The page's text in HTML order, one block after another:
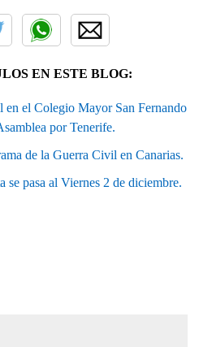
EN ESTE BLOG:
el Colegio Mayor San Fernando
por Tenerife.
de la Guerra Civil en Canarias.
pasa al Viernes 2 de diciembre.